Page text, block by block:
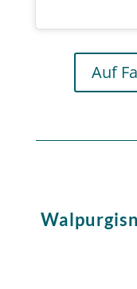
Auf